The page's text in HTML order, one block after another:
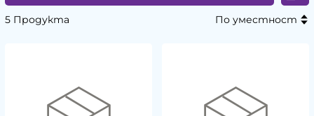
5 Продукта По уместност